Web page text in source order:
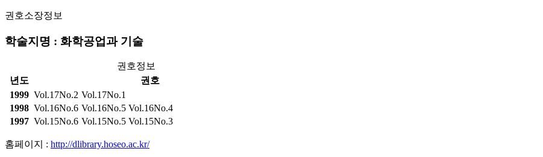
권호소장정보
학술지명 : 화학공업과 기술
권호정보
년도
권호
1999 Vol.17No.2 Vol.17No.1
1998 Vol.16No.6 Vol.16No.5 Vol.16No.4
1997 Vol.15No.6 Vol.15No.5 Vol.15No.3
홈페이지 : http://dlibrary.hoseo.ac.kr/